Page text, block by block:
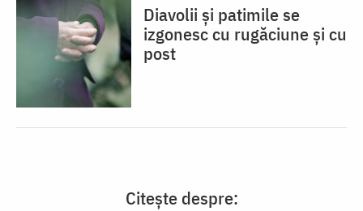
Diavolii și patimile se
izgonesc cu rugăciune și cu
post
Citește despre: